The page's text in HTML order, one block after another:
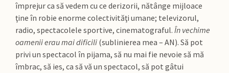
împrejur ca să vedem cu ce derizorii, nătânge mijloace
ţine în robie enorme colectivităţi umane; televizorul,
radio, spectacolele sportive, cinematograful. În vechime
oamenii erau mai dificili (sublinierea mea – AN). Să pot
privi un spectacol în pijama, să nu mai fie nevoie să mă
îmbrac, să ies, ca să vă un spectacol, să pot gâtui